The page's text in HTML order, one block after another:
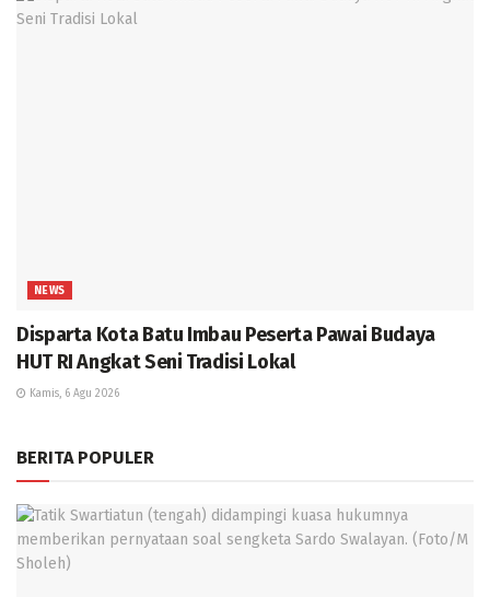
NEWS
Disparta Kota Batu Imbau Peserta Pawai Budaya
HUT RI Angkat Seni Tradisi Lokal
Kamis, 6 Agu 2026
BERITA POPULER